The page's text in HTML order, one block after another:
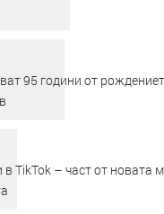
95 години от
в TikTok – част от новата